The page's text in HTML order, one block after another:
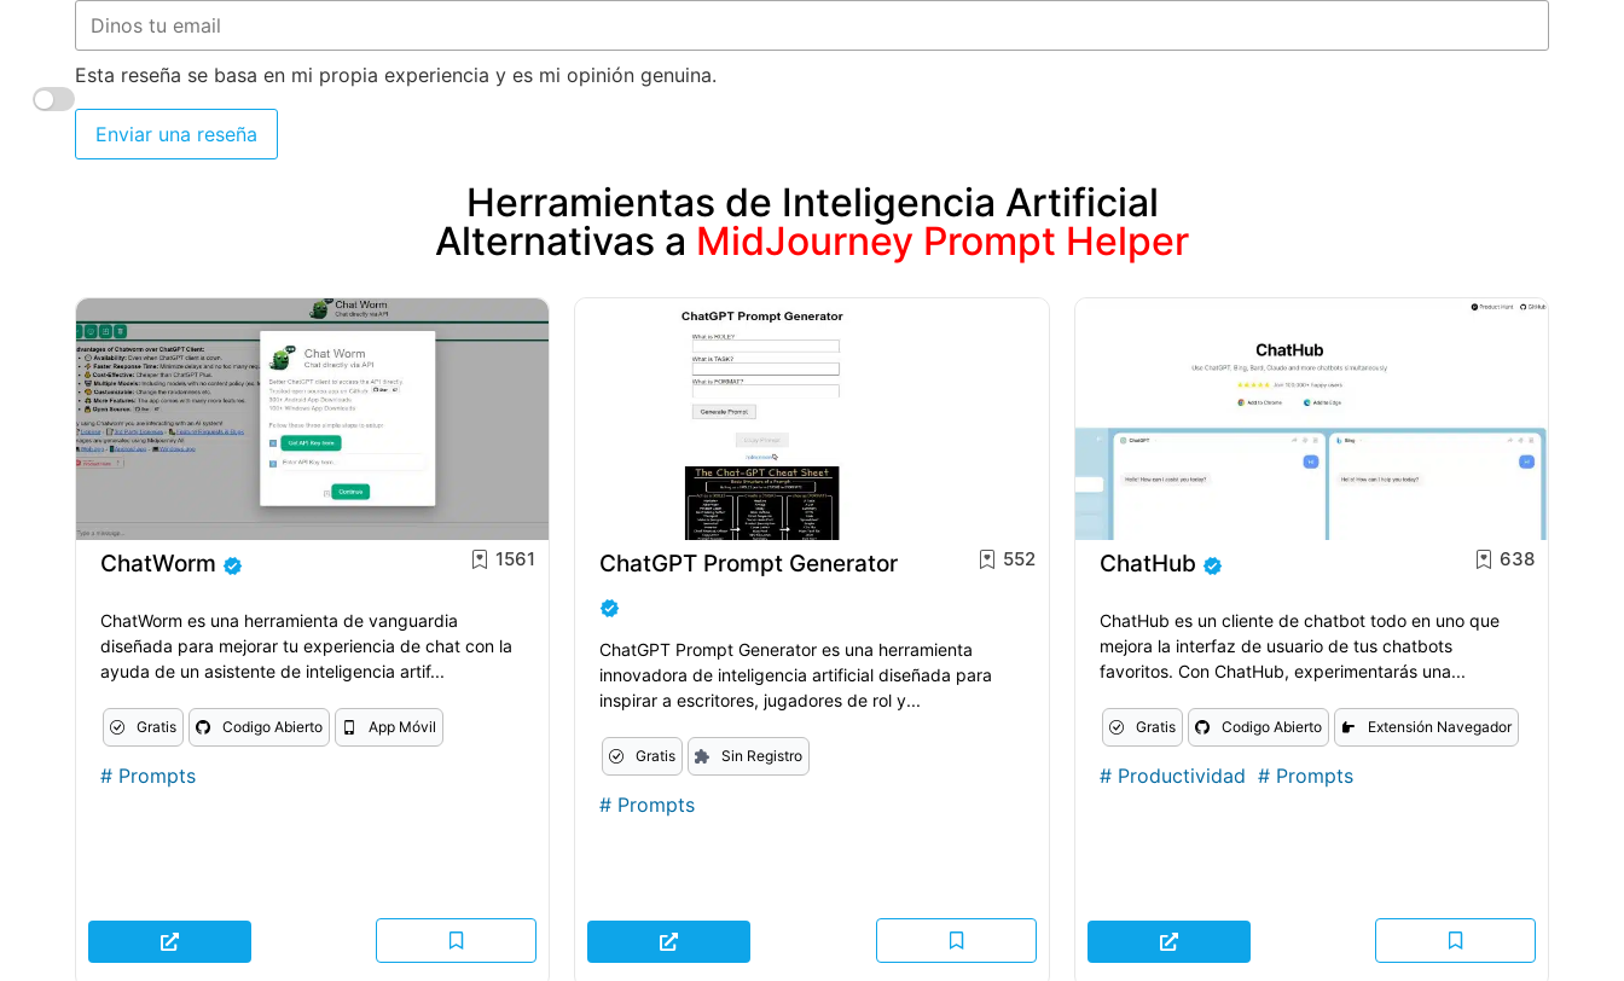
Esta reseña se basa en mi propia experiencia y es mi opinión genuina.
Enviar una reseña
Herramientas de Inteligencia Artificial
Alternativas a MidJourney Prompt Helper
ChatWorm 1561
ChatWorm es una herramienta de vanguardia
diseñada para mejorar tu experiencia de chat con la
ayuda de un asistente de inteligencia artif...
Gratis Codigo Abierto App Móvil
# Prompts
ChatGPT Prompt Generator 552
ChatGPT Prompt Generator es una herramienta
innovadora de inteligencia artificial diseñada para
inspirar a escritores, jugadores de rol y...
Gratis Sin Registro
# Prompts
ChatHub 638
ChatHub es un cliente de chatbot todo en uno que
mejora la interfaz de usuario de tus chatbots
favoritos. Con ChatHub, experimentarás una...
Gratis Codigo Abierto Extensión Navegador
# Productividad # Prompts